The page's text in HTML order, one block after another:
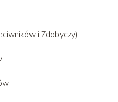
i Zdobyczy)